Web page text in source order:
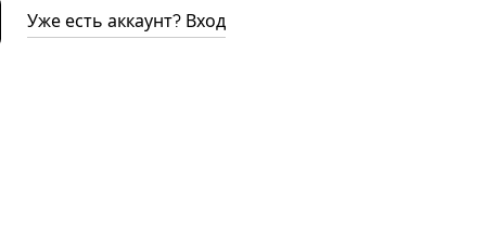
Уже есть аккаунт? Вход